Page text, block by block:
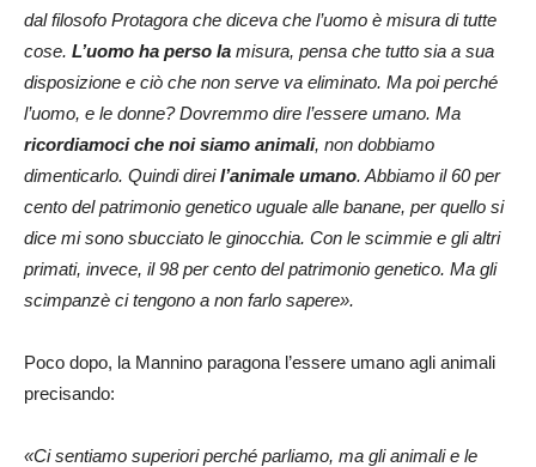
dal filosofo Protagora che diceva che l’uomo è misura di tutte
cose. L’uomo ha perso la misura, pensa che tutto sia a sua
disposizione e ciò che non serve va eliminato. Ma poi perché
l’uomo, e le donne? Dovremmo dire l’essere umano. Ma
ricordiamoci che noi siamo animali, non dobbiamo
dimenticarlo. Quindi direil’animale umano. Abbiamo il 60 per
cento del patrimonio genetico uguale alle banane, per quello si
dice mi sono sbucciato le ginocchia. Con le scimmie e gli altri
primati, invece, il 98 per cento del patrimonio genetico. Ma gli
scimpanzè ci tengono a non farlo sapere».
Poco dopo, la Mannino paragona l’essere umano agli animali
precisando:
«Ci sentiamo superiori perché parliamo, ma gli animali e le